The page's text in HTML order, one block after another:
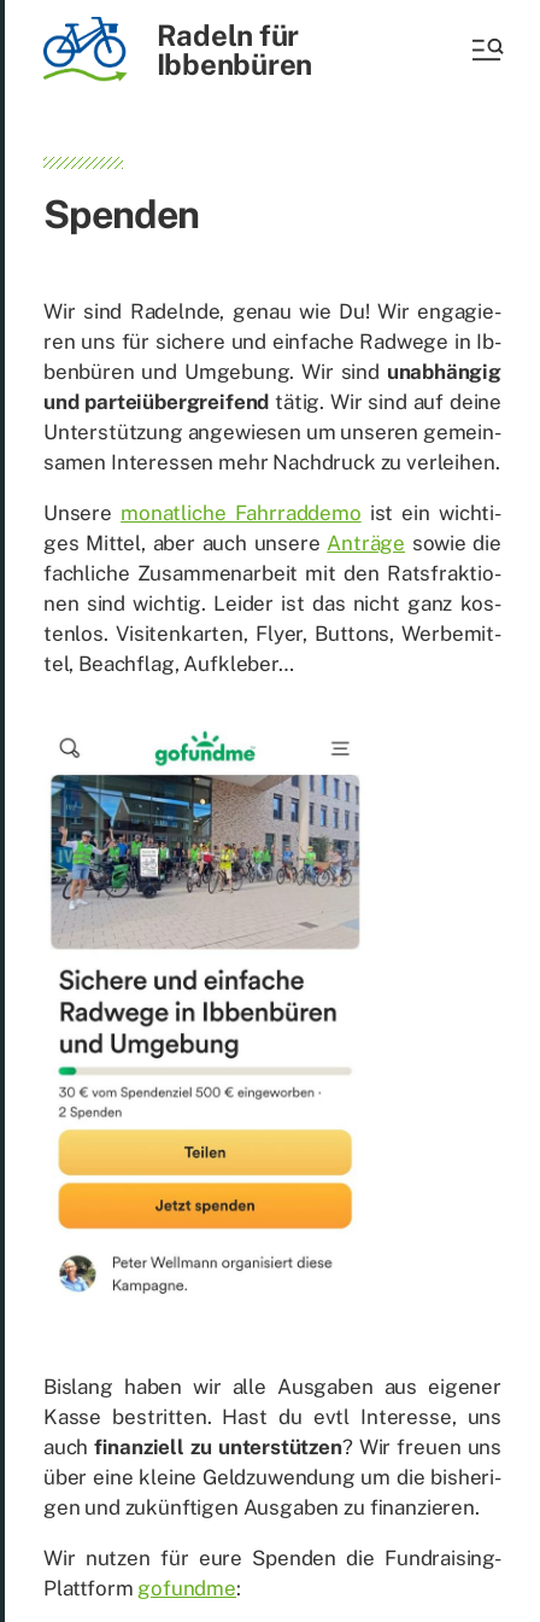
Radeln für
Ibbenbüren
Spen­den
Wir sind Ra­deln­de, ge­nau wie Du! Wir en­ga­gie­
ren uns für si­che­re und ein­fa­che Rad­we­ge in Ib­
ben­bü­ren und Um­ge­bung. Wir sind un­ab­hän­gig
und par­tei­über­grei­fend tä­tig. Wir sind auf dei­ne
Un­ter­stüt­zung an­ge­wie­sen um un­se­ren ge­mein­
sa­men In­ter­es­sen mehr Nach­druck zu ver­lei­hen.
Un­se­re mo­nat­li­che Fahr­rad­de­mo ist ein wich­ti­
ges Mit­tel, aber auch un­se­reAn­trä­ge so­wie die
fach­li­che Zu­sam­men­ar­beit mit den Rats­frak­tio­
nen sind wich­tig. Lei­der ist das nicht ganz kos­
ten­los. Vi­si­ten­kar­ten, Fly­er, But­tons, Wer­be­mit­
tel, Beach­flag, Auf­kle­ber…
Bis­lang ha­ben wir alle Aus­ga­ben aus ei­ge­ner
Kas­se be­strit­ten. Hast du evtl In­ter­es­se, uns
auchfi­nan­zi­ell zu un­ter­stüt­zen? Wir freu­en uns
über eine klei­ne Geld­zu­wen­dung um die bis­he­ri­
gen und zu­künf­ti­gen Aus­ga­ben zu fi­nan­zie­ren.
Wir nut­zen für eure Spen­den die Fund­rai­sing-
Platt­form go­fund­me: